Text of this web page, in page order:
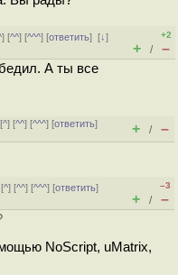
] [^^] [^^^] [ответить][↓]
+2
+ / –
А ты все
^] [^^] [^^^] [ответить]
+ / –
^] [^^] [^^^] [ответить]
–3
+ / –
NoScript, uMatrix,